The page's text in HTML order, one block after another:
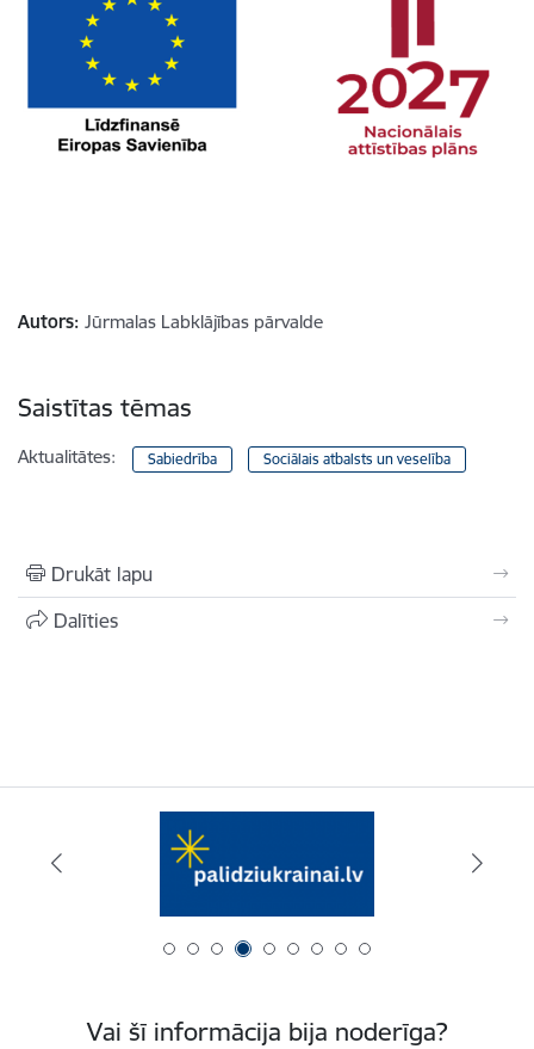
Autors: Jūrmalas Labklājības pārvalde
Saistītas tēmas
Aktualitātes: Sabiedrība Sociālais atbalsts un veselība
Drukāt lapu
Dalīties
Vai šī informācija bija noderīga?